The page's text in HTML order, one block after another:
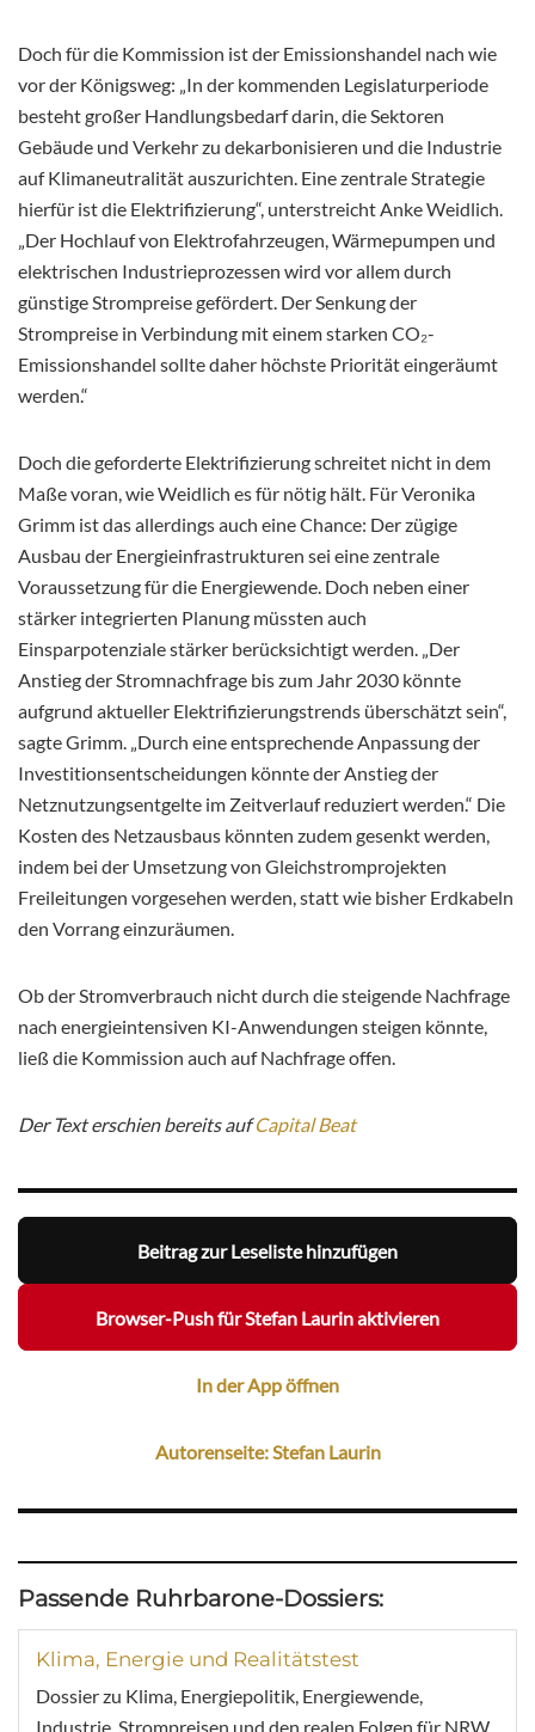
Doch für die Kommission ist der Emissionshandel nach wie
vor der Königsweg: „In der kommenden Legislaturperiode
besteht großer Handlungsbedarf darin, die Sektoren
Gebäude und Verkehr zu dekarbonisieren und die Industrie
auf Klimaneutralität auszurichten. Eine zentrale Strategie
hierfür ist die Elektrifizierung“, unterstreicht Anke Weidlich.
„Der Hochlauf von Elektrofahrzeugen, Wärmepumpen und
elektrischen Industrieprozessen wird vor allem durch
günstige Strompreise gefördert. Der Senkung der
Strompreise in Verbindung mit einem starken CO₂-
Emissionshandel sollte daher höchste Priorität eingeräumt
werden.“
Doch die geforderte Elektrifizierung schreitet nicht in dem
Maße voran, wie Weidlich es für nötig hält. Für Veronika
Grimm ist das allerdings auch eine Chance: Der zügige
Ausbau der Energieinfrastrukturen sei eine zentrale
Voraussetzung für die Energiewende. Doch neben einer
stärker integrierten Planung müssten auch
Einsparpotenziale stärker berücksichtigt werden. „Der
Anstieg der Stromnachfrage bis zum Jahr 2030 könnte
aufgrund aktueller Elektrifizierungstrends überschätzt sein“,
sagte Grimm. „Durch eine entsprechende Anpassung der
Investitionsentscheidungen könnte der Anstieg der
Netznutzungsentgelte im Zeitverlauf reduziert werden.“ Die
Kosten des Netzausbaus könnten zudem gesenkt werden,
indem bei der Umsetzung von Gleichstromprojekten
Freileitungen vorgesehen werden, statt wie bisher Erdkabeln
den Vorrang einzuräumen.
Ob der Stromverbrauch nicht durch die steigende Nachfrage
nach energieintensiven KI-Anwendungen steigen könnte,
ließ die Kommission auch auf Nachfrage offen.
Der Text erschien bereits aufCapital Beat
Beitrag zur Leseliste hinzufügen
Browser-Push für Stefan Laurin aktivieren
In der App öffnen
Autorenseite: Stefan Laurin
Passende Ruhrbarone-Dossiers:
Klima, Energie und Realitätstest
Dossier zu Klima, Energiepolitik, Energiewende,
Industrie, Strompreisen und den realen Folgen für NRW.